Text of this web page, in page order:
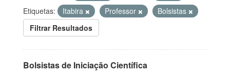
Etiquetas:
Itabira Professor
Bolsistas
Filtrar Resultados
Bolsistas de Iniciação Científica